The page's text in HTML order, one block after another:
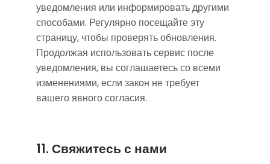
уведомления или информировать другими
способами. Регулярно посещайте эту
страницу, чтобы проверять обновления.
Продолжая использовать сервис после
уведомления, вы соглашаетесь со всеми
изменениями, если закон не требует
вашего явного согласия.
11. Свяжитесь с нами